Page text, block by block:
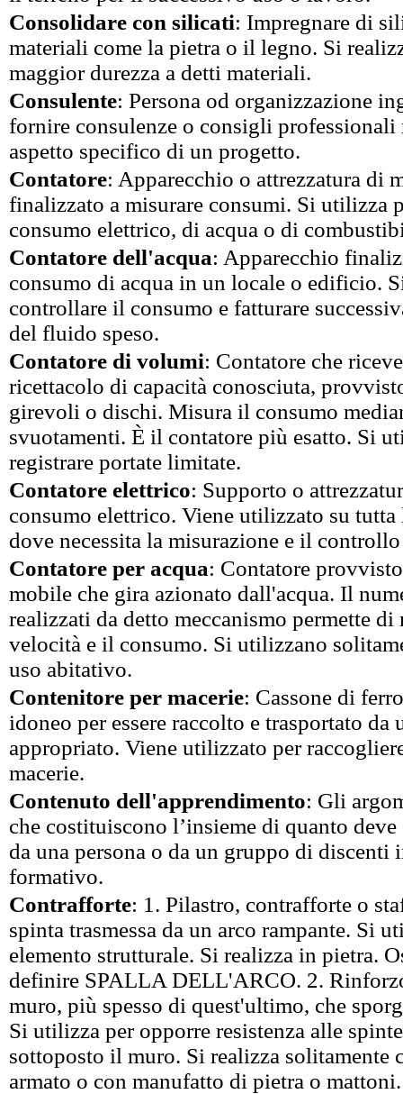
Consolidare con silicati: Impregnare di
materiali come la pietra o il legno. Si
maggior durezza a detti materiali.
Consulente: Persona od organizzazione
fornire consulenze o consigli professionali
aspetto specifico di un progetto.
Contatore: Apparecchio o attrezzatura di
finalizzato a misurare consumi. Si utilizza
consumo elettrico, di acqua o di
Contatore dell'acqua: Apparecchio
consumo di acqua in un locale o edificio.
controllare il consumo e fatturare
del fluido speso.
Contatore di volumi: Contatore che
ricettacolo di capacità conosciuta,
girevoli o dischi. Misura il consumo
svuotamenti. È il contatore più esatto. Si
registrare portate limitate.
Contatore elettrico: Supporto o
consumo elettrico. Viene utilizzato su tutta
dove necessita la misurazione e il
Contatore per acqua: Contatore
mobile che gira azionato dall'acqua. Il
realizzati da detto meccanismo permette di
velocità e il consumo. Si utilizzano
uso abitativo.
Contenitore per macerie: Cassone di
idoneo per essere raccolto e trasportato da
appropriato. Viene utilizzato per
macerie.
Contenuto dell'apprendimento: Gli
che costituiscono l’insieme di quanto deve
da una persona o da un gruppo di discenti
formativo.
Contrafforte: 1. Pilastro, contrafforte o
spinta trasmessa da un arco rampante. Si
elemento strutturale. Si realizza in pietra.
definire SPALLA DELL'ARCO. 2.
muro, più spesso di quest'ultimo, che
Si utilizza per opporre resistenza alle
sottoposto il muro. Si realizza solitamente
armato o con manufatto di pietra o mattoni.